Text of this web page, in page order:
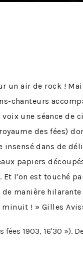
un air de rock !
chanteurs
une séance de
des fées)
dans de
papiers
l'on est touché
manière
! » Gilles
fées 1903, 16'30 »).